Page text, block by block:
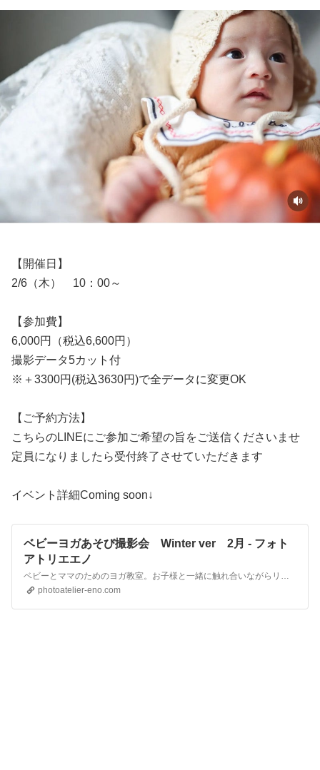
【開催日】
2/6（木） 10：00～
【参加費】
6,000円（税込6,600円）
撮影データ5カット付
※＋3300円(税込3630円)で全データに変更OK
【ご予約方法】
こちらのLINEにご参加ご希望の旨をご送信くださいませ
定員になりましたら受付終了させていただきます
イベント詳細Coming soon↓
ベビーヨガあそび撮影会 Winter ver 2月 - フォト
アトリエエノ
ベビーとママのためのヨガ教室。お子様と一緒に触れ合いながらリラックスできるひとときをお過ごしくださいませ。今回はWinter仕様でお楽しみいただけます
photoatelier-eno.com